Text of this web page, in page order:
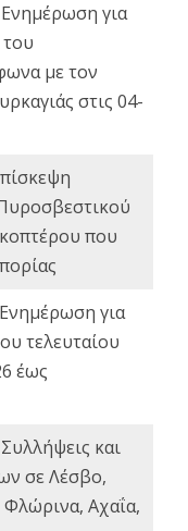
Ενημέρωση για
με τον
στις 04-
που
Ενημέρωση για
τελευταίου
έως
Συλλήψεις και
σε Λέσβο,
Φλώρινα, Αχαΐα,